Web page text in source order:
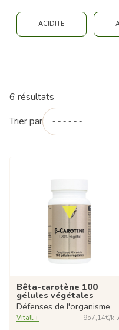
ACIDITE
6 résultats
Trier par
Bêta-carotène 100
gélules végétales
Défenses de l'organisme
Vitall + 957,14€/